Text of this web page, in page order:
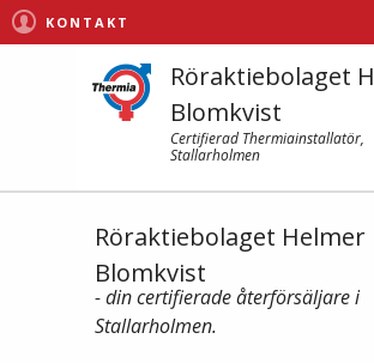
KONTAKT
Röraktiebolaget
Blomkvist
Certifierad Thermiainstallatör,
Stallarholmen
Röraktiebolaget Helmer
Blomkvist
- din certifierade återförsäljare i
Stallarholmen.